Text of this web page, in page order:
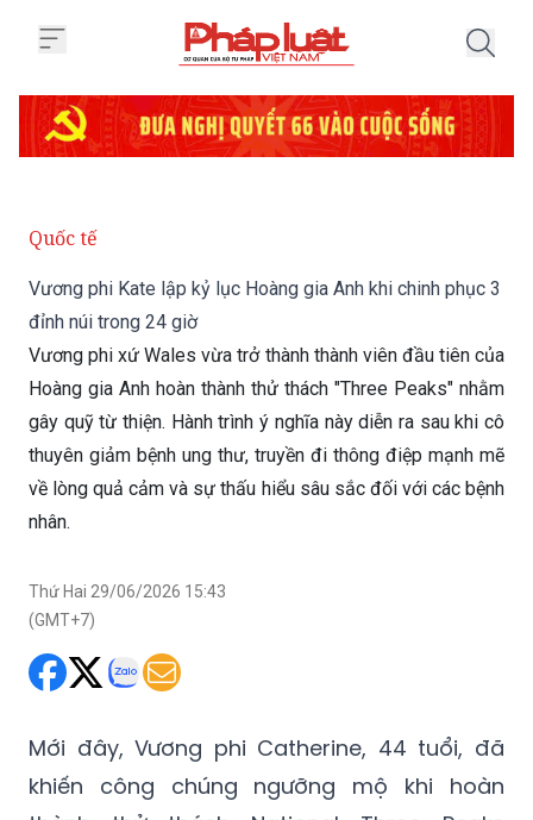
Vương phi Kate lập kỷ lục Hoàng gia Anh khi chinh phục 3
Vương phi xứ Wales vừa trở thành thành viên đầu tiên của
Hoàng gia Anh hoàn thành thử thách "Three Peaks" nhằm
gây quỹ từ thiện. Hành trình ý nghĩa này diễn ra sau khi cô
thuyên giảm bệnh ung thư, truyền đi thông điệp mạnh mẽ
về lòng quả cảm và sự thấu hiểu sâu sắc đối với các bệnh
nhân.
Thứ Hai 29/06/2026 15:43
Mới đây, Vương phi Catherine, 44 tuổi, đã
thành thử thách National Three Peaks
Challenge. Đây là cuộc hành trình đòi hỏi